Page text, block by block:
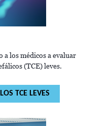
a los médicos a evaluar
(TCE) leves.
TCE LEVES